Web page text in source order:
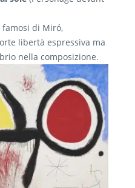
di Miró,
libertà espressiva ma
nella composizione.